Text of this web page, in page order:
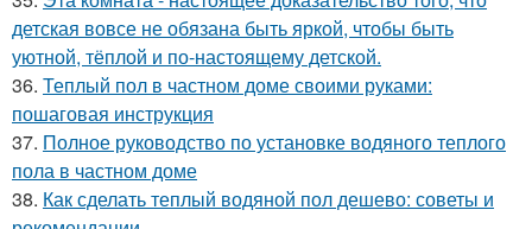
детская вовсе не обязана быть яркой, чтобы быть
уютной, тёплой и по-настоящему детской.
36. Теплый пол в частном доме своими руками:
пошаговая инструкция
37. Полное руководство по установке водяного теплого
пола в частном доме
38. Как сделать теплый водяной пол дешево: советы и